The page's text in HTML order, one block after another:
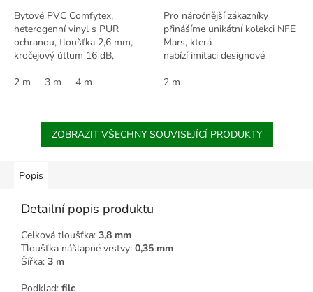
Bytové PVC Comfytex,
heterogenní vinyl s PUR
ochranou, tloušťka 2,6 mm,
kročejový útlum 16 dB,
4 m.
2 m 3 m 4 m
Pro náročnější zákazníky
přinášíme unikátní kolekci NFE
Mars, která
nabízí imitaci designové
heterogenní podlahovina
2 m
ZOBRAZIT VŠECHNY SOUVISEJÍCÍ PRODUKTY
Popis
Detailní popis produktu
Celková tloušťka: 3,8 mm
Tloušťka nášlapné vrstvy: 0,35 mm
Šířka: 3 m
Podklad: filc